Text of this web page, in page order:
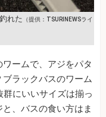
れた （提供：TSURINEWSライ
ームで、アジをパタ
ラックバスのワーム
にいいサイズは揃っ
、バスの食い方はま